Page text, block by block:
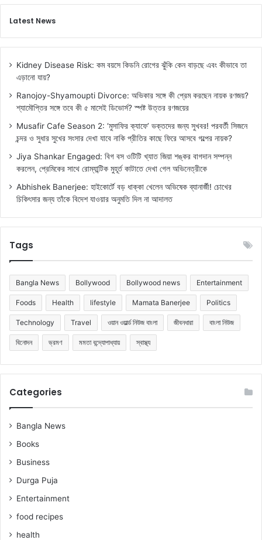
Latest News
Kidney Disease Risk: কম বয়সে কিডনি রোগের ঝুঁকি কেন বাড়ছে এবং কীভাবে তা
এড়ানো যায়?
Ranojoy-Shyamoupti Divorce: অভিকার সঙ্গে কী প্রেম করছেন নায়ক রণজয়?
শ্যামৌপ্তির সঙ্গে তবে কী ৫ মাসেই ডিভোর্স? স্পষ্ট উত্তর রণজয়ের
Musafir Cafe Season 2: ‘মুসাফির ক্যাফে’ ভক্তদের জন্য সুখবর! পরবর্তী সিজনে
চন্দর ও সুধার সুখের সংসার দেখা যাবে নাকি প্রীতির কাছে ফিরে আসবে গল্পের নায়ক?
Jiya Shankar Engaged: বিগ বস ওটিটি খ্যাত জিয়া শঙ্কর বাগদান সম্পন্ন
করলেন, প্রেমিকের সাথে রোম্যান্টিক মুহূর্ত কাটাতে দেখা গেল অভিনেত্রীকে
Abhishek Banerjee: হাইকোর্টে বড় ধাক্কা খেলেন অভিষেক ব্যানার্জী! চোখের
চিকিৎসার জন্য তাঁকে বিদেশ যাওয়ার অনুমতি দিল না আদালত
Tags
Bangla News Bollywood Bollywood news Entertainment
Foods Health lifestyle Mamata Banerjee Politics
Technology Travel ওয়ান ওয়ার্ল্ড নিউজ বাংলা জীবনধারা বাংলা নিউজ
বিনোদন ভ্রমণ মমতা বন্দ্যোপাধ্যায় স্বাস্থ্য
Categories
Bangla News
Books
Business
Durga Puja
Entertainment
food recipes
health